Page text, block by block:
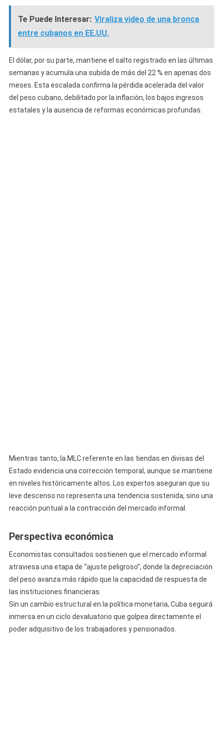
Te Puede Interesar: Viraliza video de una bronca
entre cubanos en EE.UU.
El dólar, por su parte, mantiene el salto registrado en las últimas
semanas y acumula una subida de más del 22 % en apenas dos
meses. Esta escalada confirma la pérdida acelerada del valor
del peso cubano, debilitado por la inflación, los bajos ingresos
estatales y la ausencia de reformas económicas profundas.
Mientras tanto, la MLC referente en las tiendas en divisas del
Estado evidencia una corrección temporal, aunque se mantiene
en niveles históricamente altos. Los expertos aseguran que su
leve descenso no representa una tendencia sostenida, sino una
reacción puntual a la contracción del mercado informal.
Perspectiva económica
Economistas consultados sostienen que el mercado informal
atraviesa una etapa de “ajuste peligroso”, donde la depreciación
del peso avanza más rápido que la capacidad de respuesta de
las instituciones financieras.
Sin un cambio estructural en la política monetaria, Cuba seguirá
inmersa en un ciclo devaluatorio que golpea directamente el
poder adquisitivo de los trabajadores y pensionados.